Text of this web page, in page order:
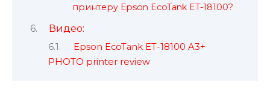
принтеру Epson EcoTank ET-18100?
Видео:
Epson EcoTank ET-18100 A3+
PHOTO printer review